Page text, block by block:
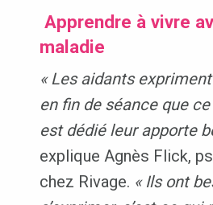
Apprendre à vivre
maladie
« Les aidants
en fin de séance que
est dédié leur apporte
explique Agnès Flick,
chez Rivage. « Ils ont